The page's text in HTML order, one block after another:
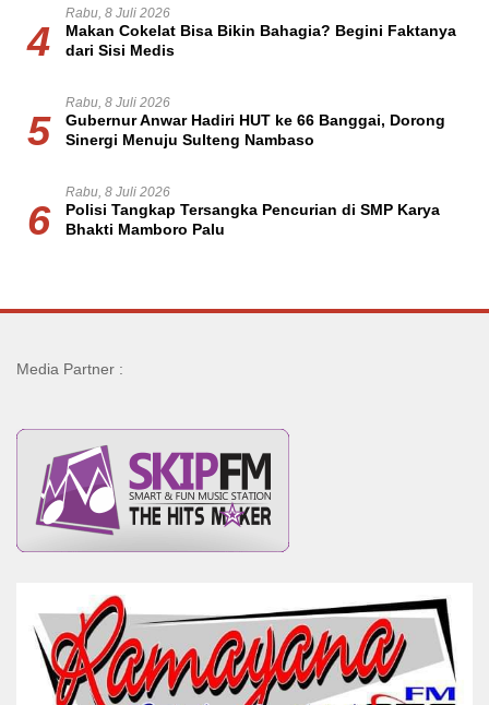
4
Rabu, 8 Juli 2026
Makan Cokelat Bisa Bikin Bahagia? Begini Faktanya
dari Sisi Medis
5
Rabu, 8 Juli 2026
Gubernur Anwar Hadiri HUT ke 66 Banggai, Dorong
Sinergi Menuju Sulteng Nambaso
6
Rabu, 8 Juli 2026
Polisi Tangkap Tersangka Pencurian di SMP Karya
Bhakti Mamboro Palu
Media Partner :